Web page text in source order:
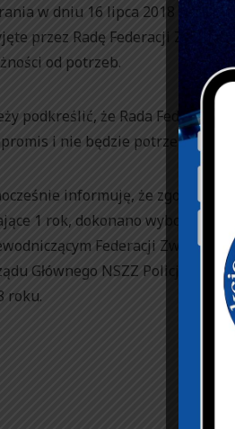
w dniu 16 lipca 2018 r. na
przez Radę Federacji ZZ SM
od potrzeb.
podkreślić, że Rada Federacji
i nie będzie potrzeby
informuję, że zgodnie z
1 rok, dokonano wyboru
Federacji Związków
Głównego NSZZ Policjantów
roku.